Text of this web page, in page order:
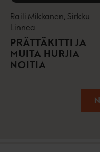
Raili Mikkanen, Sirkku
Linnea
PRÄTTÄKITTI JA
MUITA HURJIA
NOITIA